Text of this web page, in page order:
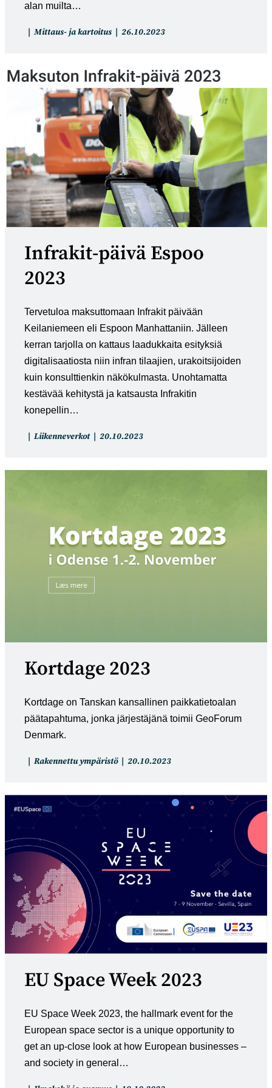
alan muilta…
Artikkelin
Mittaus- ja kartoitus
Artikkeli
26.10.2023
Infrakit-päivä Espoo
2023
Tervetuloa maksuttomaan Infrakit päivään
Keilaniemeen eli Espoon Manhattaniin. Jälleen
kerran tarjolla on kattaus laadukkaita esityksiä
digitalisaatiosta niin infran tilaajien, urakoitsijoiden
kuin konsulttienkin näkökulmasta. Unohtamatta
kestävää kehitystä ja katsausta Infrakitin
konepellin…
Artikkelin
Liikenneverkot
Artikkeli
20.10.2023
Kortdage 2023
Kortdage on Tanskan kansallinen paikkatietoalan
päätapahtuma, jonka järjestäjänä toimii GeoForum
Denmark.
Artikkelin
Rakennettu ympäristö
Artikkeli
20.10.2023
EU Space Week 2023
EU Space Week 2023, the hallmark event for the
European space sector is a unique opportunity to
get an up-close look at how European businesses –
and society in general…